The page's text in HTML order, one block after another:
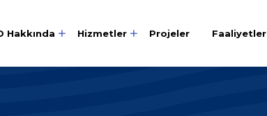
Hakkında Hizmetler Projeler Faaliyetler